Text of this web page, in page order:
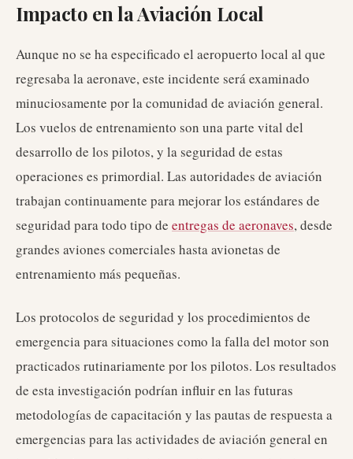
Impacto en la Aviación Local
Aunque no se ha especificado el aeropuerto local al que
regresaba la aeronave, este incidente será examinado
minuciosamente por la comunidad de aviación general.
Los vuelos de entrenamiento son una parte vital del
desarrollo de los pilotos, y la seguridad de estas
operaciones es primordial. Las autoridades de aviación
trabajan continuamente para mejorar los estándares de
seguridad para todo tipo de entregas de aeronaves, desde
grandes aviones comerciales hasta avionetas de
entrenamiento más pequeñas.
Los protocolos de seguridad y los procedimientos de
emergencia para situaciones como la falla del motor son
practicados rutinariamente por los pilotos. Los resultados
de esta investigación podrían influir en las futuras
metodologías de capacitación y las pautas de respuesta a
emergencias para las actividades de aviación general en